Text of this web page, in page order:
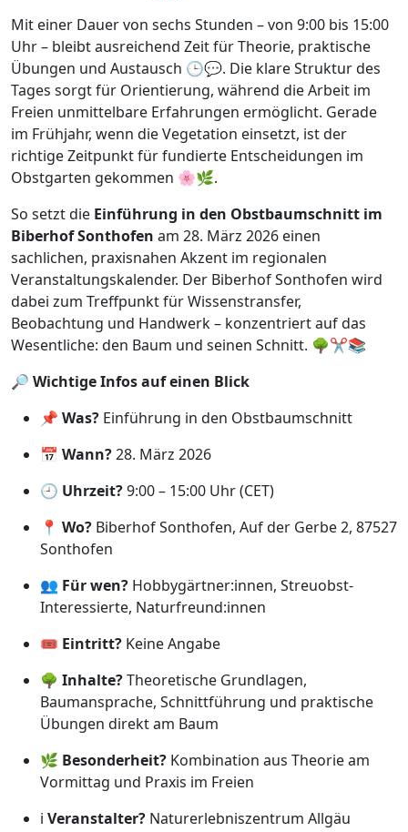
Mit einer Dauer von sechs Stunden – von 9:00 bis 15:00
Uhr – bleibt ausreichend Zeit für Theorie, praktische
Übungen und Austausch 🕒💬. Die klare Struktur des
Tages sorgt für Orientierung, während die Arbeit im
Freien unmittelbare Erfahrungen ermöglicht. Gerade
im Frühjahr, wenn die Vegetation einsetzt, ist der
richtige Zeitpunkt für fundierte Entscheidungen im
Obstgarten gekommen 🌸🌿.
So setzt die Einführung in den Obstbaumschnitt im
Biberhof Sonthofen am 28. März 2026 einen
sachlichen, praxisnahen Akzent im regionalen
Veranstaltungskalender. Der Biberhof Sonthofen wird
dabei zum Treffpunkt für Wissenstransfer,
Beobachtung und Handwerk – konzentriert auf das
Wesentliche: den Baum und seinen Schnitt. 🌳✂️📚
🔎 Wichtige Infos auf einen Blick
📌 Was? Einführung in den Obstbaumschnitt
📅 Wann?28. März 2026
🕘 Uhrzeit?9:00 – 15:00 Uhr (CET)
📍 Wo? Biberhof Sonthofen, Auf der Gerbe 2, 87527
Sonthofen
👥 Für wen? Hobbygärtner:innen, Streuobst-
Interessierte, Naturfreund:innen
🎟️ Eintritt? Keine Angabe
🌳 Inhalte?Theoretische Grundlagen,
Baumansprache, Schnittführung und praktische
Übungen direkt am Baum
🌿 Besonderheit? Kombination aus Theorie am
Vormittag und Praxis im Freien
ℹ️ Veranstalter? Naturerlebniszentrum Allgäu